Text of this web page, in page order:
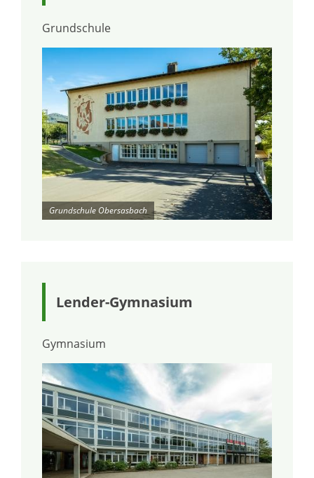
Grundschule
Grundschule Obersasbach
Lender-Gymnasium
Gymnasium